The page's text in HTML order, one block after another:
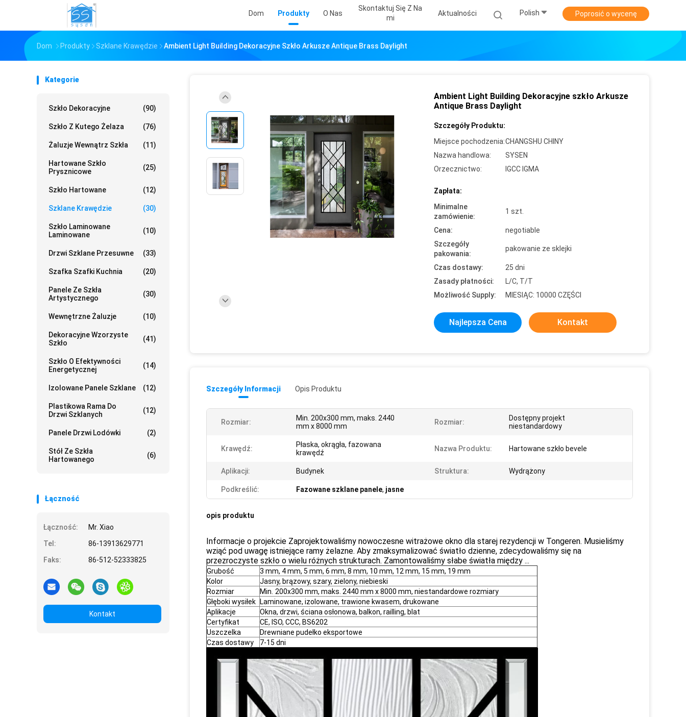
Dom Produkty O Nas
Skontaktuj Się Z Na
Mi
Aktualności Polish Poprosić o wycenę
Dom Produkty Szklane Krawędzie Ambient Light Building Dekoracyjne Szkło Arkusze Antique Brass Daylight
Kategorie
Szkło Dekoracyjne (90)
Szkło Z Kutego Żelaza (76)
Żaluzje Wewnątrz Szkła (11)
Hartowane Szkło
Prysznicowe
(25)
Szkło Hartowane (12)
Szklane Krawędzie (30)
Szkło Laminowane
Laminowane
(10)
Drzwi Szklane Przesuwne (33)
Szafka Szafki Kuchnia (20)
Panele Ze Szkła
Artystycznego
(30)
Wewnętrzne Żaluzje (10)
Dekoracyjne Wzorzyste
Szkło
(41)
Szkło O Efektywności
Energetycznej
(14)
Izolowane Panele Szklane (12)
Plastikowa Rama Do
Drzwi Szklanych
(12)
Panele Drzwi Lodówki (2)
Stół Ze Szkła
Hartowanego
(6)
Łączność
Łączność:
Mr. Xiao
Tel:
86-13913629771
Faks:
86-512-52333825
Kontakt
Ambient Light Building Dekoracyjne szkło Arkusze
Antique Brass Daylight
Szczegóły Produktu:
Miejsce pochodzenia:CHANGSHU CHINY
Nazwa handlowa:
SYSEN
Orzecznictwo:
IGCC IGMA
Zapłata:
Minimalne
zamówienie:
1 szt.
Cena:
negotiable
Szczegóły
pakowania:
pakowanie ze sklejki
Czas dostawy:
25 dni
Zasady płatności:
L/C, T/T
Możliwość Supply:
MIESIĄC: 10000 CZĘŚCI
Najlepsza Cena Kontakt
Szczegóły Informacji Opis Produktu
Rozmiar:
Min. 200x300 mm, maks. 2440
mm x 8000 mm
Rozmiar:
Dostępny projekt
niestandardowy
Krawędź:
Płaska, okrągła, fazowana
krawędź
Nazwa Produktu: Hartowane szkło bevele
Aplikacji: Budynek Struktura: Wydrążony
Podkreślić: Fazowane szklane panele, jasne
opis produktu
Informacje o projekcie Zaprojektowaliśmy nowoczesne witrażowe okno dla starej rezydencji w Tongeren. Musieliśmy
wziąć pod uwagę istniejące ramy żelazne. Aby zmaksymalizować światło dzienne, zdecydowaliśmy się na
przezroczyste szkło o wielu różnych strukturach. Zamontowaliśmy słabe światła między ...
Grubość
3 mm, 4 mm, 5 mm, 6 mm, 8 mm, 10 mm, 12 mm, 15 mm, 19 mm
Kolor
Jasny, brązowy, szary, zielony, niebieski
Rozmiar
Min. 200x300 mm, maks. 2440 mm x 8000 mm, niestandardowe rozmiary
Głęboki wysiłek
Laminowane, izolowane, trawione kwasem, drukowane
Aplikacje
Okna, drzwi, ściana osłonowa, balkon, railling, blat
Certyfikat
CE, ISO, CCC, BS6202
Uszczelka
Drewniane pudełko eksportowe
Czas dostawy
7-15 dni